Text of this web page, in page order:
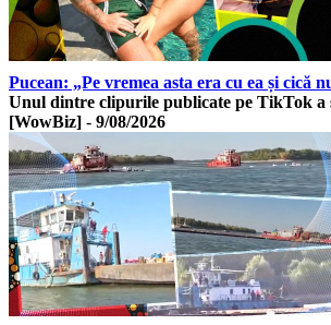
Pucean: „Pe vremea asta era cu ea și cică
Unul dintre clipurile publicate pe TikTok
[WowBiz] - 9/08/2026